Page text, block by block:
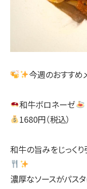
今週のおすすめ
和牛ボロネーゼ
1680円（税込）
和牛の旨みをじっく
濃厚なソースがパス